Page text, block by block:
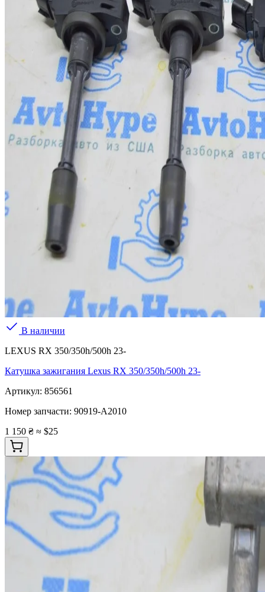
В наличии
LEXUS RX 350/350h/500h 23-
Катушка зажигания Lexus RX 350/350h/500h 23-
Артикул: 856561
Номер запчасти: 90919-A2010
1 150 ₴ ≈ $25